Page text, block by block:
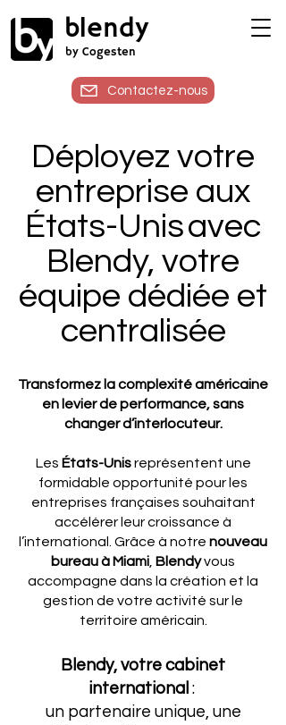
blendy
by Cogesten
Contactez-nous
Déployez votre
entreprise aux
États-Unis avec
Blendy, votre
équipe dédiée et
centralisée
Transformez la complexité américaine
en levier de performance, sans
changer d’interlocuteur.
Les États-Unisreprésentent une
formidable opportunité pour les
entreprises françaises souhaitant
accélérer leur croissance à
l’international. Grâce à notre nouveau
bureau à Miami Blendyvous
accompagne dans la création et la
gestion de votre activité sur le
territoire américain.
Blendy, votre cabinet
international :
un partenaire unique, une